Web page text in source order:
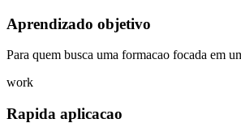
Aprendizado objetivo
Para quem busca uma formacao focada em
work
Rapida aplicacao